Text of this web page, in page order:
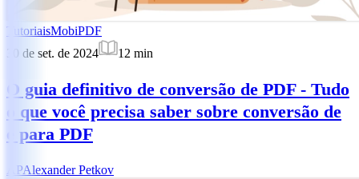
TutoriaisMobiPDF
30 de set. de 2024
12 min
O guia definitivo de conversão de PDF - Tudo
o que você precisa saber sobre conversão de
e para PDF
APAlexander Petkov